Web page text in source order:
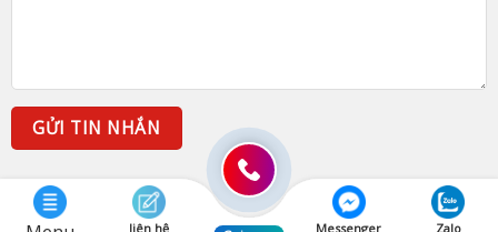
liên hệ Messenger Zalo